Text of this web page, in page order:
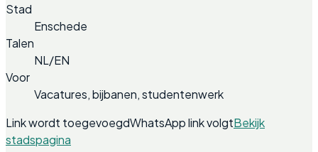
Stad
Enschede
Talen
NL/EN
Voor
Vacatures, bijbanen, studentenwerk
Link wordt toegevoegdWhatsApp link volgtBekijk
stadspagina